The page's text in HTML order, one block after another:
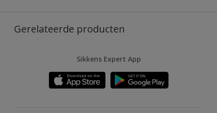
Gerelateerde producten
Sikkens Expert App